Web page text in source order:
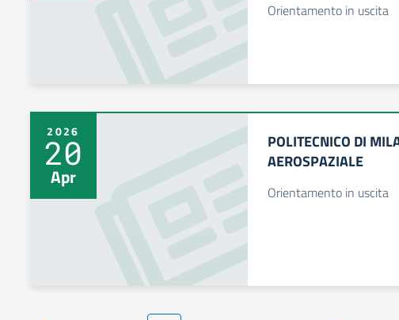
Orientamento in uscita
2026
20
Apr
POLITECNICO DI
AEROSPAZIALE
Orientamento in uscita